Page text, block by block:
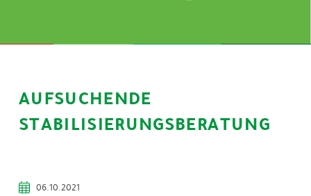
AUFSUCHENDE
STABILISIERUNGSBERATUNG
06.10.2021